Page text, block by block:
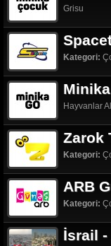
Grisu
Kategori:
Hayvanlar
Zarok
Kategori:
ARB
Kategori:
İsrail -